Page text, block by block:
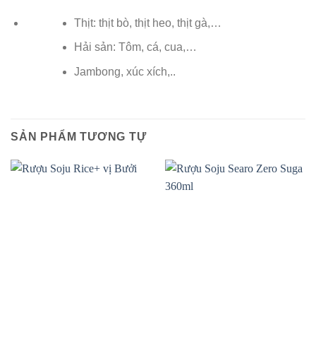
Thịt: thịt bò, thịt heo, thịt gà,…
Hải sản: Tôm, cá, cua,…
Jambong, xúc xích,..
SẢN PHẨM TƯƠNG TỰ